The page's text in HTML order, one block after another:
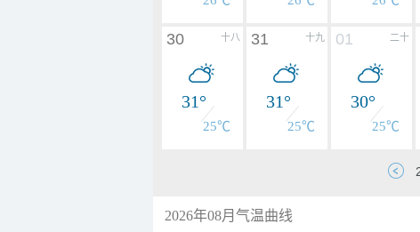
十八
30
31°
25℃
十九
31
31°
25℃
二十
01
30°
25℃
2026年08月气温曲线